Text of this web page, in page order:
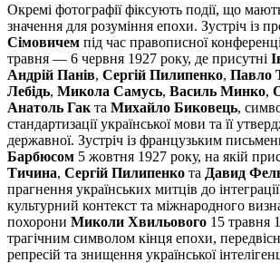
Окремі фотографії фіксують події, що
значення для розуміння епохи. Зустріч із
Сімовичем під час правописної
травня — 6 червня 1927 року, де присутні
Андрій Панів, Сергій Пилипенко, Павло
Лебідь, Микола Самусь, Василь Минко,
Анатоль Гак та Михайло Биковець,
стандартизації української мови та її
державної. Зустріч із французьким
Барбюсом 5 жовтня 1927 року, на якій
Тичина, Сергій Пилипенко та Давид
прагнення українських митців до
культурний контекст та міжнародного
похорони Миколи Хвильового 15 травня
трагічним символом кінця епохи,
репресій та знищення української